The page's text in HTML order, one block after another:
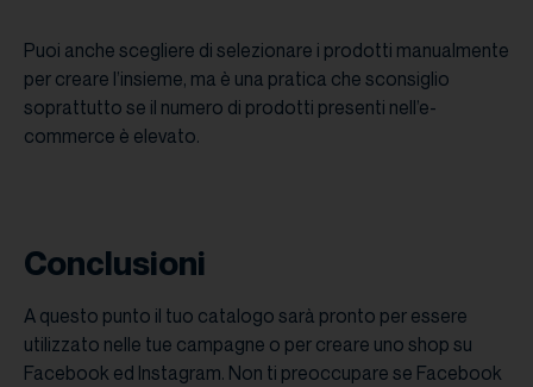
Puoi anche scegliere di selezionare i prodotti manualmente
per creare l’insieme, ma è una pratica che sconsiglio
soprattutto se il numero di prodotti presenti nell’e-
commerce è elevato.
Conclusioni
A questo punto il tuo catalogo sarà pronto per essere
utilizzato nelle tue campagne o per creare uno shop su
Facebook ed Instagram. Non ti preoccupare se Facebook